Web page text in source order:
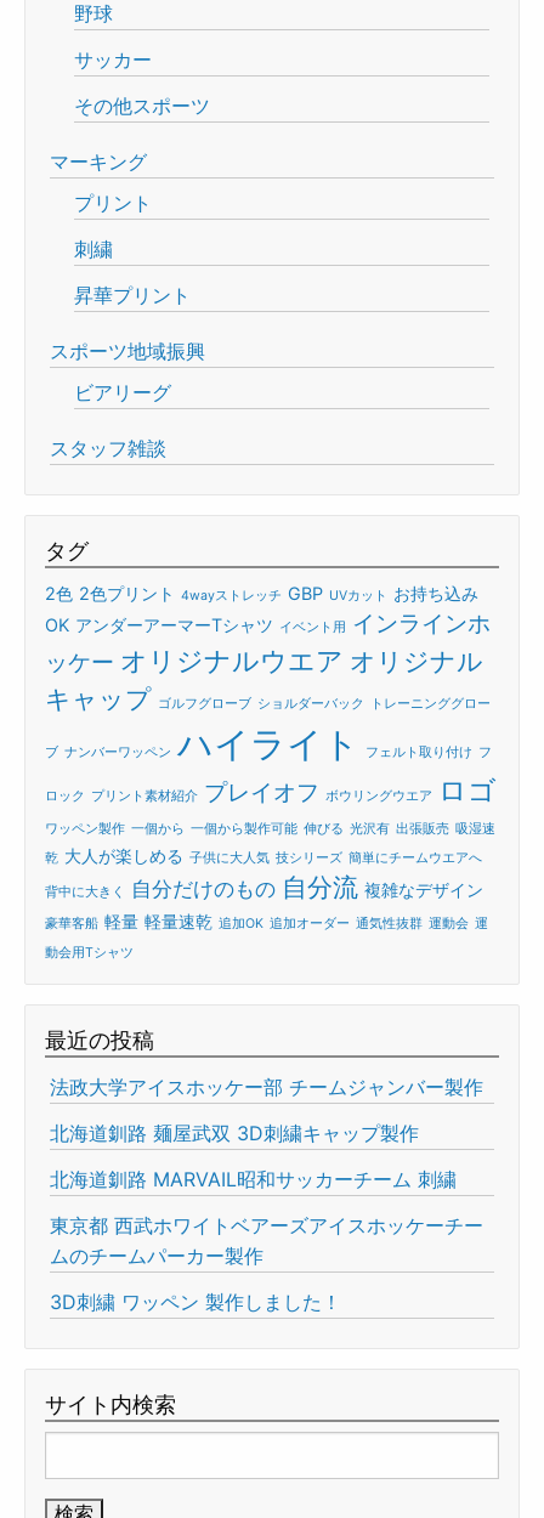
野球
サッカー
その他スポーツ
マーキング
プリント
刺繍
昇華プリント
スポーツ地域振興
ビアリーグ
スタッフ雑談
タグ
2色 2色プリント 4wayストレッチ GBP UVカット
お持ち込み
OK アンダーアーマーTシャツ イベント用
インラインホ
ッケー オリジナルウエア オリジナル
キャップ ゴルフグローブ ショルダーバック トレーニンググロー
ブ ナンバーワッペン ハイライト フェルト取り付け フ
ロック プリント素材紹介 プレイオフ ボウリングウエア ロゴ
ワッペン製作 一個から 一個から製作可能 伸びる 光沢有 出張販売 吸湿速
乾 大人が楽しめる 子供に大人気 技シリーズ 簡単にチームウエアへ
背中に大きく 自分だけのもの 自分流 複雑なデザイン
豪華客船 軽量 軽量速乾 追加OK 追加オーダー 通気性抜群 運動会 運
動会用Tシャツ
最近の投稿
法政大学アイスホッケー部 チームジャンバー製作
北海道釧路 麺屋武双 3D刺繍キャップ製作
北海道釧路 MARVAIL昭和サッカーチーム 刺繍
東京都 西武ホワイトベアーズアイスホッケーチー
ムのチームパーカー製作
3D刺繍 ワッペン 製作しました！
サイト内検索
索: